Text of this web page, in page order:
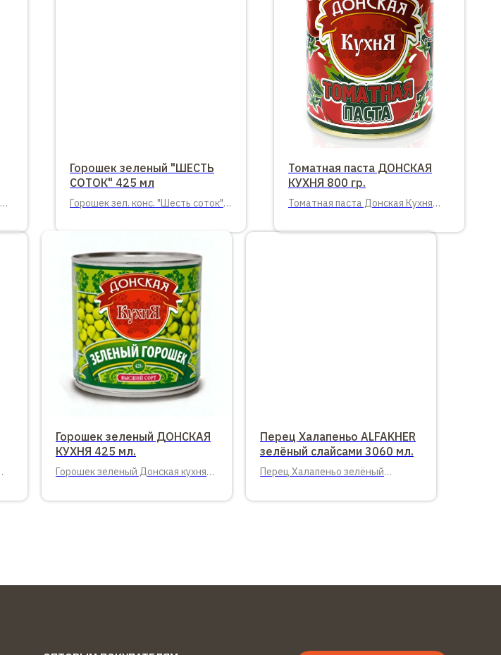
Горошек зеленый "ШЕСТЬ
СОТОК" 425 мл
Горошек зел. конс. "Шесть соток"
Томатная паста ДОНСКАЯ
КУХНЯ 800 гр.
Томатная паста Донская Кухня
Горошек зеленый ДОНСКАЯ
КУХНЯ 425 мл.
Горошек зеленый Донская кухня
упаковке
Перец Халапеньо ALFAKHER
зелёный слайсами 3060 мл.
Перец Халапеньо зелёный
кг.)